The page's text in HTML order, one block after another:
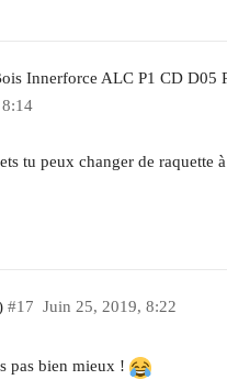
Innerforce ALC P1 CD D05
tu peux changer de raquette
Juin 25, 2019, 8:22
#17
pas bien mieux !